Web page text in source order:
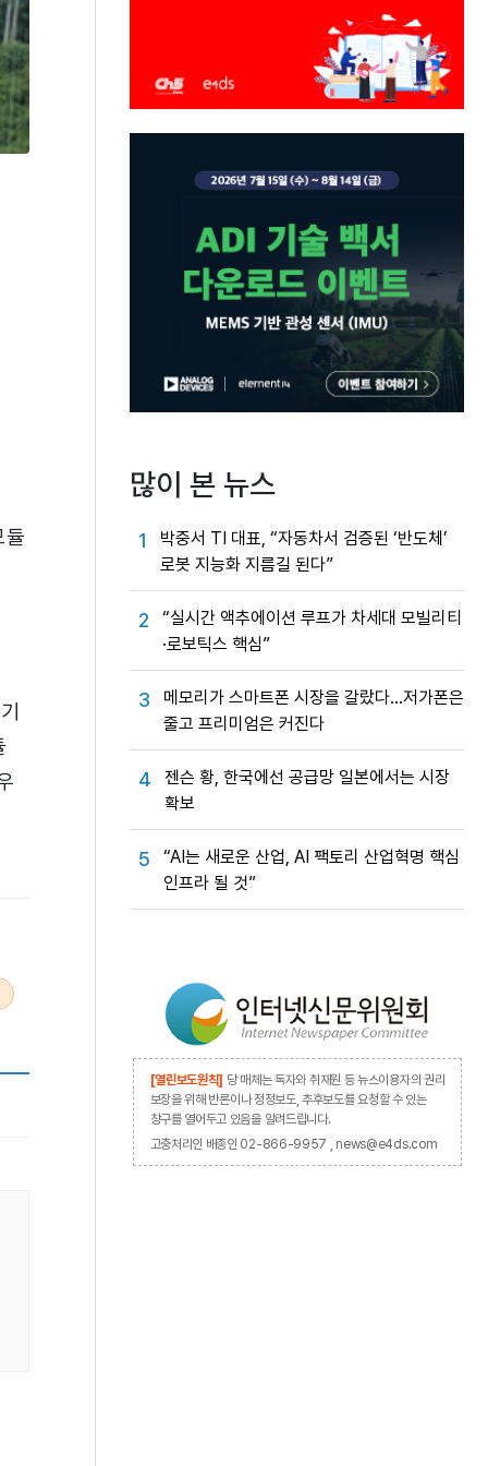
많이 본 뉴스
1
박중서 TI 대표, “자동차서 검증된 ‘반도체’
로봇 지능화 지름길 된다”
2
“실시간 액추에이션 루프가 차세대 모빌리티
·로보틱스 핵심”
3
메모리가 스마트폰 시장을 갈랐다…저가폰은
줄고 프리미엄은 커진다
4
젠슨 황, 한국에선 공급망 일본에서는 시장
확보
5
“AI는 새로운 산업, AI 팩토리 산업혁명 핵심
인프라 될 것”
[열린보도원칙] 당 매체는 독자와 취재원 등 뉴스이용자의 권리
보장을 위해 반론이나 정정보도, 추후보도를 요청할 수 있는
창구를 열어두고 있음을 알려드립니다.
고충처리인 배종인 02-866-9957 , news@e4ds.com